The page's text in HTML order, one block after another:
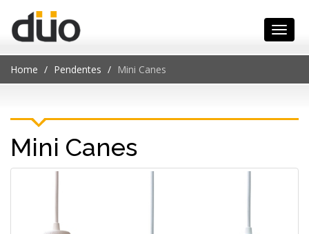
Home Pendentes Mini Canes
Mini Canes